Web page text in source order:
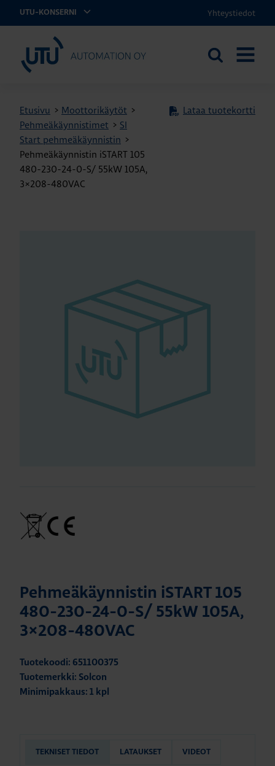
UTU-KONSERNI Yhteystiedot
UTU Automation
Etsi
Etusivu > Moottorikäytöt >
Pehmeäkäynnistimet > SI
Start pehmeäkäynnistin >
Pehmeäkäynnistin iSTART 105
480-230-24-0-S/ 55kW 105A,
3×208-480VAC
Lataa tuotekortti
Pehmeäkäynnistin iSTART 105
480-230-24-0-S/ 55kW 105A,
3×208-480VAC
Tuotekoodi: 651100375
Tuotemerkki: Solcon
Minimipakkaus: 1 kpl
TEKNISET TIEDOT LATAUKSET VIDEOT